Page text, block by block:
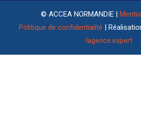
© ACCEA NORMANDIE |
Politique de confidentialité |
lagence.expert